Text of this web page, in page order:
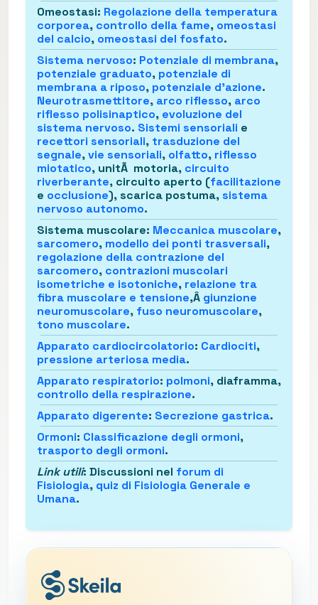
Omeostasi: Regolazione della temperatura
corporea, controllo della fame, omeostasi
del calcio, omeostasi del fosfato.
Sistema nervoso: Potenziale di membrana,
potenziale graduato, potenziale di
membrana a riposo, potenziale d'azione.
Neurotrasmettitore, arco riflesso, arco
riflesso polisinaptico, evoluzione del
sistema nervoso. Sistemi sensoriali e
recettori sensoriali, trasduzione del
segnale,vie sensoriali, olfatto, riflesso
miotatico, unitÃ motoria, circuito
riverberante, circuito aperto (facilitazione
e occlusione), scarica postuma, sistema
nervoso autonomo.
Sistema muscolare: Meccanica muscolare,
sarcomero, modello dei ponti trasversali,
regolazione della contrazione del
sarcomero, contrazioni muscolari
isometriche e isotoniche, relazione tra
fibra muscolare e tensione,Â giunzione
neuromuscolare, fuso neuromuscolare,
tono muscolare.
Apparato cardiocircolatorio: Cardiociti,
pressione arteriosa media.
Apparato respiratorio: polmoni, diaframma,
controllo della respirazione.
Apparato digerente: Secrezione gastrica.
Ormoni: Classificazione degli ormoni,
trasporto degli ormoni.
Link utili: Discussioni nel forum di
Fisiologia, quiz di Fisiologia Generale e
Umana.